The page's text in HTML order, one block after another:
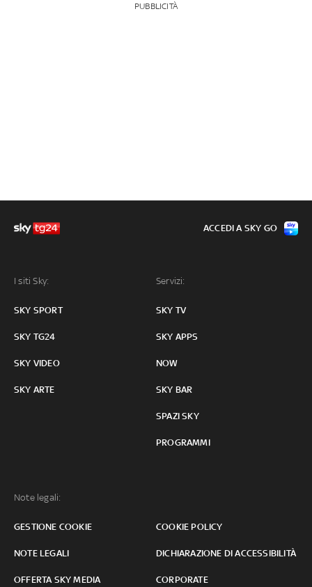
PUBBLICITÀ
I siti Sky:
SKY SPORT
SKY TG24
SKY VIDEO
SKY ARTE
Servizi:
SKY TV
SKY APPS
NOW
SKY BAR
SPAZI SKY
PROGRAMMI
Note legali:
GESTIONE COOKIE COOKIE POLICY
NOTE LEGALI DICHIARAZIONE DI ACCESSIBILITÀ
OFFERTA SKY MEDIA CORPORATE
ACCEDI A SKY GO